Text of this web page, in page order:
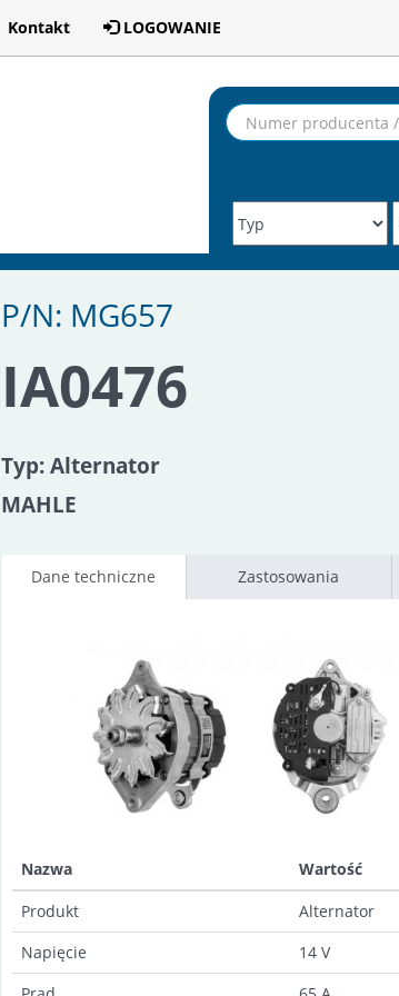
Kontakt LOGOWANIE
P/N: MG657
IA0476
Typ: Alternator
MAHLE
Dane techniczne Zastosowania
Nazwa
Wartość
Produkt
Alternator
Napięcie
14 V